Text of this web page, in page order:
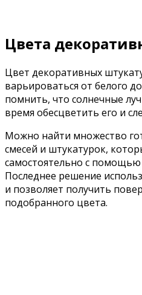
Цвета
Цвет декоративных
варьироваться от белого
помнить, что солнечные
время обесцветить его и
Можно найти множество
смесей и штукатурок,
самостоятельно с
Последнее решение
и позволяет получить
подобранного цвета.